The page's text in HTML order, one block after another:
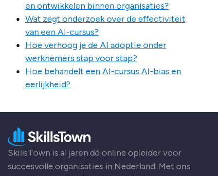
en ontwikkelen binnen organisaties?
Wat zegt onderzoek over de effectiviteit
van een AI-cursus?
Hoe verhoog je de AI adoptie onder
werknemers stap voor stap?
Hoe behandelt een AI-cursus AI-bias en
eerlijkheid?
SkillsTown is al jaren dé online opleider voor
succesvolle organisaties in Nederland. Met ons